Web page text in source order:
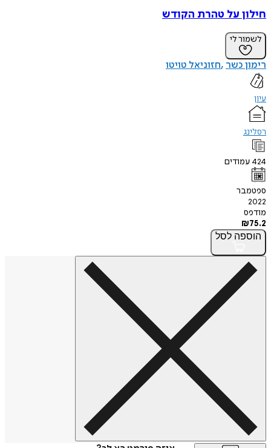
חילון על טהרת הקודש
לשמור לי
רימון כשר חזוניאל טויטו
עיון
רסלינג
424 עמודים
ספטמבר
2022
מודפס
₪75.2
הוספה לסל